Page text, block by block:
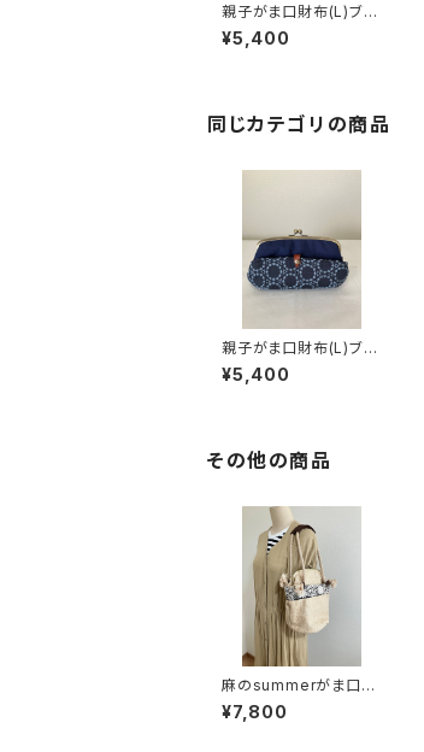
親子がま口財布(L)ブラ
ックネイビーサークル
¥5,400
同じカテゴリの商品
親子がま口財布(L)ブル
ーサークル
¥5,400
その他の商品
麻のsummerがま口バ
ッグ
¥7,800